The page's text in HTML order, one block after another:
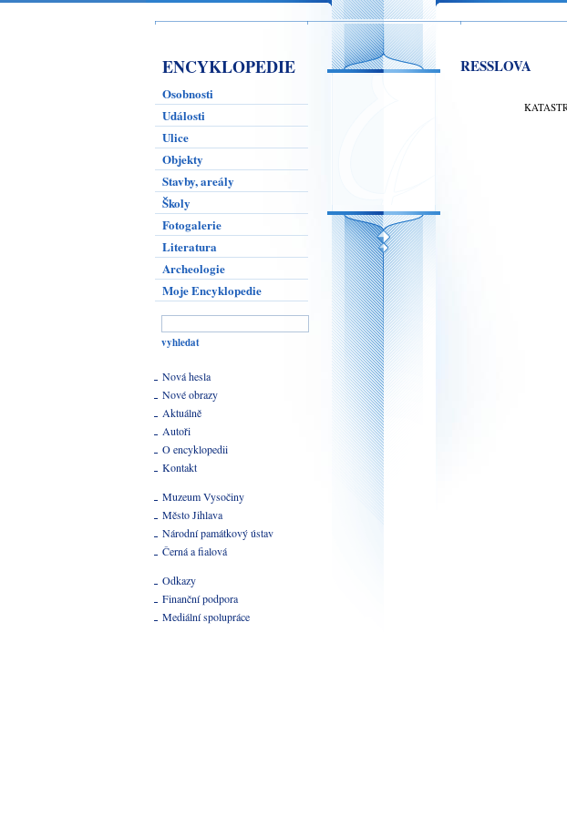
ENCYKLOPEDIE
Osobnosti
Události
Ulice
Objekty
Stavby, areály
Školy
Fotogalerie
Literatura
Archeologie
Moje Encyklopedie
Nová hesla
Nové obrazy
Aktuálně
Autoři
O encyklopedii
Kontakt
Muzeum Vysočiny
Město Jihlava
Národní památkový ústav
Černá a fialová
Odkazy
Finanční podpora
Mediální spolupráce
RESSLOVA